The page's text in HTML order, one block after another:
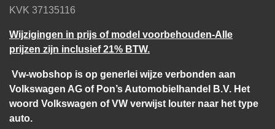
KVK 37135116
Wijzigingen in prijs of model voorbehouden-Alle
prijzen zijn inclusief 21% BTW.
Vw-wobshop is op generlei wijze verbonden aan
Volkswagen AG of Pon’s Automobielhandel B.V. Het
woord Volkswagen of VW verwijst louter naar het type
auto.